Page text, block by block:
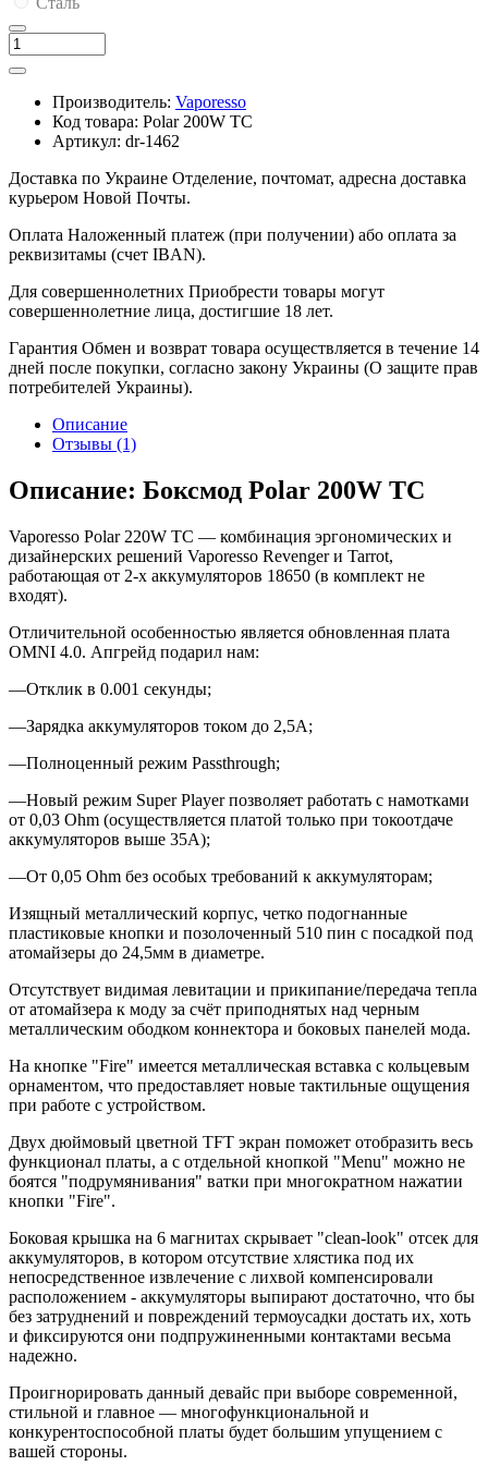
Производитель: Vaporesso
Код товара: Polar 200W TC
Артикул: dr-1462
Доставка по Украине Отделение, почтомат, адресна доставка
курьером Новой Почты.
Оплата Наложенный платеж (при получении) або оплата за
реквизитамы (счет IBAN).
Для совершеннолетних Приобрести товары могут
совершеннолетние лица, достигшие 18 лет.
Гарантия Обмен и возврат товара осуществляется в течение 14
дней после покупки, согласно закону Украины (О защите прав
потребителей Украины).
Описание
Отзывы (1)
Описание: Боксмод Polar 200W TC
Vaporesso Polar 220W TC — комбинация эргономических и
дизайнерских решений Vaporesso Revenger и Tarrot,
работающая от 2-х аккумуляторов 18650 (в комплект не
входят).
Отличительной особенностью является обновленная плата
OMNI 4.0. Апгрейд подарил нам:
—Отклик в 0.001 секунды;
—Зарядка аккумуляторов током до 2,5А;
—Полноценный режим Passthrough;
—Новый режим Super Player позволяет работать с намотками
от 0,03 Ohm (осуществляется платой только при токоотдаче
аккумуляторов выше 35А);
—От 0,05 Ohm без особых требований к аккумуляторам;
Изящный металлический корпус, четко подогнанные
пластиковые кнопки и позолоченный 510 пин с посадкой под
атомайзеры до 24,5мм в диаметре.
Отсутствует видимая левитации и прикипание/передача тепла
от атомайзера к моду за счёт приподнятых над черным
металлическим ободком коннектора и боковых панелей мода.
На кнопке "Fire" имеется металлическая вставка с кольцевым
орнаментом, что предоставляет новые тактильные ощущения
при работе с устройством.
Двух дюймовый цветной TFT экран поможет отобразить весь
функционал платы, а с отдельной кнопкой "Menu" можно не
боятся "подрумянивания" ватки при многократном нажатии
кнопки "Fire".
Боковая крышка на 6 магнитах скрывает "clean-look" отсек для
аккумуляторов, в котором отсутствие хлястика под их
непосредственное извлечение с лихвой компенсировали
расположением - аккумуляторы выпирают достаточно, что бы
без затруднений и повреждений термоусадки достать их, хоть
и фиксируются они подпружиненными контактами весьма
надежно.
Проигнорировать данный девайс при выборе современной,
стильной и главное — многофункциональной и
конкурентоспособной платы будет большим упущением с
вашей стороны.